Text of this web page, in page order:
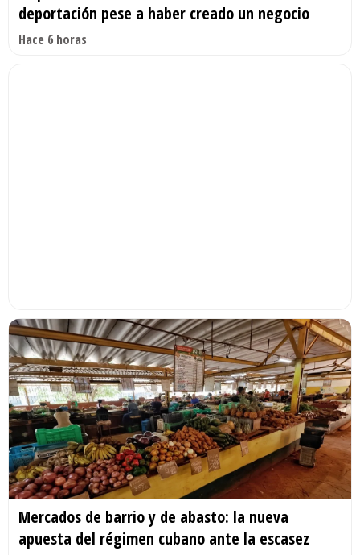
deportación pese a haber creado un negocio
Hace 6 horas
Mercados de barrio y de abasto: la nueva
apuesta del régimen cubano ante la escasez